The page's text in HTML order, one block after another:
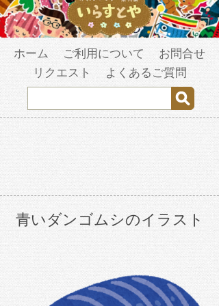
ホーム ご利用について
お問合せ
リクエスト
よくあるご質問
青いダンゴムシのイラスト